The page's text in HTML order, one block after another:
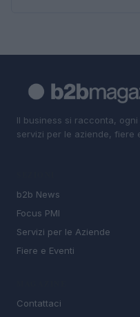
Il business si racconta,
servizi per le aziende, fiere
b2b News
Focus PMI
Servizi per le Aziende
Fiere e Eventi
Contattaci